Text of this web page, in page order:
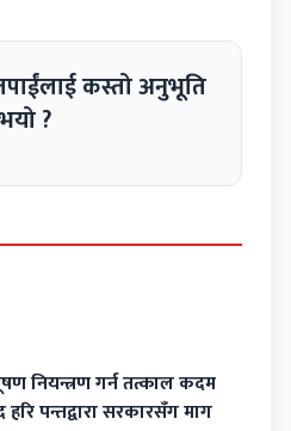
कस्तो अनुभूति
?
नियन्त्रण गर्न तत्काल कदम
पन्तद्वारा सरकारसँग माग